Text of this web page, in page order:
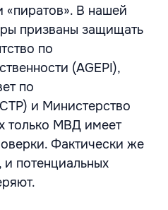
«пиратов». В нашей
призваны защищать
по
(AGEPI),
по
и Министерство
только МВД имеет
Фактически же
и потенциальных